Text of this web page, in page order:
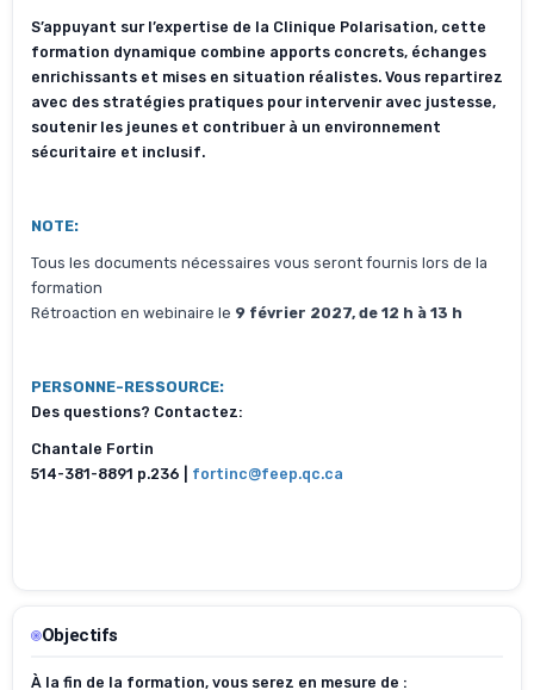
S’appuyant sur l’expertise de la Clinique Polarisation, cette
formation dynamique combine apports concrets, échanges
enrichissants et mises en situation réalistes. Vous repartirez
avec des stratégies pratiques pour intervenir avec justesse,
soutenir les jeunes et contribuer à un environnement
sécuritaire et inclusif.
NOTE:
Tous les documents nécessaires vous seront fournis lors de la
formation
Rétroaction en webinaire le 9 février 2027, de 12 h à 13 h
PERSONNE-RESSOURCE:
Des questions? Contactez:
Chantale Fortin
514-381-8891 p.236 | fortinc@feep.qc.ca
Objectifs
À la fin de la formation, vous serez en mesure de :